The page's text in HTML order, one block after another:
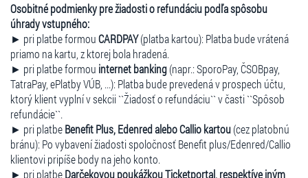
Osobitné podmienky pre žiadosti o refundáciu podľa spôsobu
úhrady vstupného:
► pri platbe formouCARDPAY(platba kartou): Platba bude vrátená
priamo na kartu, z ktorej bola hradená.
► pri platbe formou internet banking(napr.: SporoPay, ČSOBpay,
TatraPay, ePlatby VÚB, ...): Platba bude prevedená v prospech účtu,
ktorý klient vyplní v sekcii ``Žiadosť o refundáciu`` v časti ``Spôsob
refundácie``.
► pri platbeBenefit Plus, Edenred alebo Callio kartou(cez platobnú
bránu): Po vybavení žiadosti spoločnosť Benefit plus/Edenred/Callio
klientovi pripíše body na jeho konto.
► pri platbeDarčekovou poukážkou Ticketportal, respektíve iným